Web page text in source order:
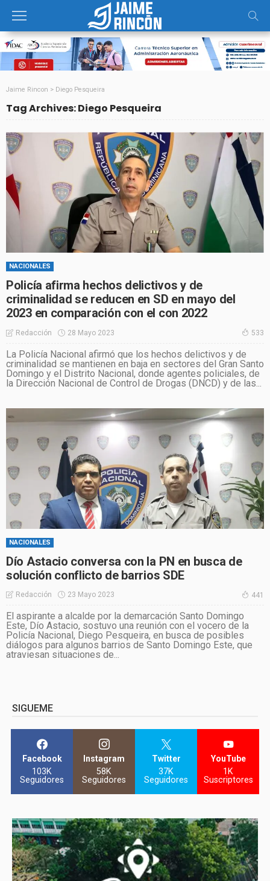
Jaime Rincon > Diego Pesqueira
Tag Archives: Diego Pesqueira
NACIONALES
Policía afirma hechos delictivos y de
criminalidad se reducen en SD en mayo del
2023 en comparación con el con 2022
Redacción 28 Mayo 2023 533
La Policía Nacional afirmó que los hechos delictivos y de
criminalidad se mantienen en baja en sectores del Gran Santo
Domingo y el Distrito Nacional, donde agentes policiales, de
la Dirección Nacional de Control de Drogas (DNCD) y de las...
NACIONALES
Dío Astacio conversa con la PN en busca de
solución conflicto de barrios SDE
Redacción 23 Mayo 2023 441
El aspirante a alcalde por la demarcación Santo Domingo
Este, Dío Astacio, sostuvo una reunión con el vocero de la
Policía Nacional, Diego Pesqueira, en busca de posibles
diálogos para algunos barrios de Santo Domingo Este, que
atraviesan situaciones de...
SIGUEME
Facebook
103K
Seguidores
Instagram
58K
Seguidores
Twitter
37K
Seguidores
YouTube
1K
Suscriptores